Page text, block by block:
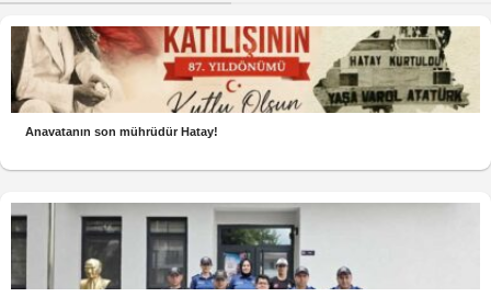
Anavatanın son mührüdür Hatay!